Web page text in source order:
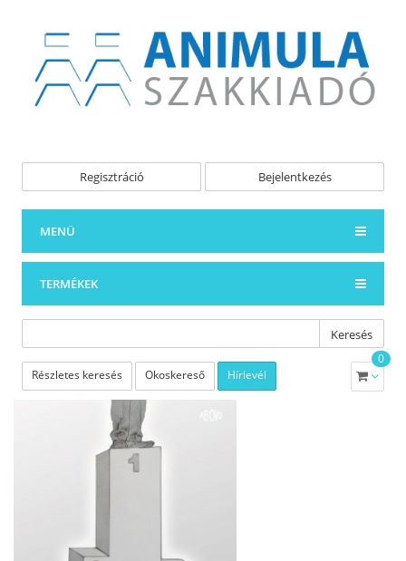
Regisztráció Bejelentkezés
MENÜ
TERMÉKEK
Keresés
Részletes keresés Okoskereső Hírlevél
0